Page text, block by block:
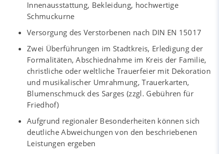
Innenausstattung, Bekleidung, hochwertige
Schmuckurne
Versorgung des Verstorbenen nach DIN EN 15017
Zwei Überführungen im Stadtkreis, Erledigung der
Formalitäten, Abschiednahme im Kreis der Familie,
christliche oder weltliche Trauerfeier mit Dekoration
und musikalischer Umrahmung, Trauerkarten,
Blumenschmuck des Sarges (zzgl. Gebühren für
Friedhof)
Aufgrund regionaler Besonderheiten können sich
deutliche Abweichungen von den beschriebenen
Leistungen ergeben